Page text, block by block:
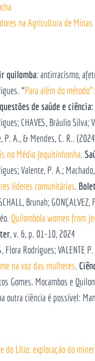
na Agricultura de Minas
quilomba: antirracismo,
“Para além do
de saúde e
CHAVES, Bráulio Silva;
P. A., & Mendes, C. R..
no Médio Jequitinhonha.
Valente, P. A.;
líderes comunitárias.
Brunah;
Quilombola women from
, v. 6, p. 01-10, 2024
Flora Rodrigues; VALENTE
na voz das mulheres.
Gomes. Mocambos e
outra ciência é possível:
do Lítio: exploração do